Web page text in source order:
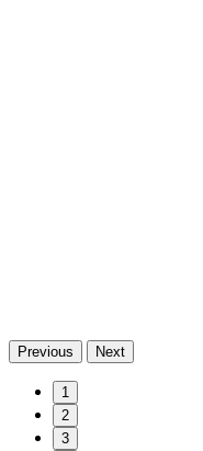
Previous Next
1
2
3